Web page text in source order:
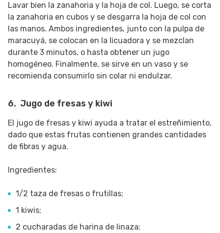
Lavar bien la zanahoria y la hoja de col. Luego, se corta
la zanahoria en cubos y se desgarra la hoja de col con
las manos. Ambos ingredientes, junto con la pulpa de
maracuyá, se colocan en la licuadora y se mezclan
durante 3 minutos, o hasta obtener un jugo
homogéneo. Finalmente, se sirve en un vaso y se
recomienda consumirlo sin colar ni endulzar.
6. Jugo de fresas y kiwi
El jugo de fresas y kiwi ayuda a tratar el estreñimiento,
dado que estas frutas contienen grandes cantidades
de fibras y agua.
Ingredientes:
1/2 taza de fresas o frutillas;
1 kiwis;
2 cucharadas de harina de linaza;